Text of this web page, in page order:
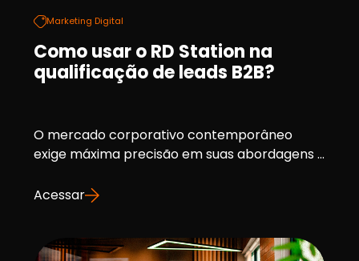
Marketing Digital
Como usar o RD Station na
qualificação de leads B2B?
O mercado corporativo contemporâneo
exige máxima precisão em suas abordagens ...
Acessar